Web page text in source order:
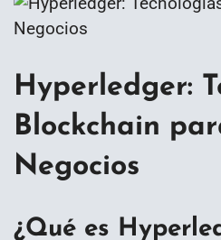
Hyperledger:
Blockchain
Negocios
¿Qué es